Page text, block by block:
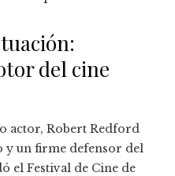
del cine
actor, Robert Redford
y un firme defensor del
el Festival de Cine de